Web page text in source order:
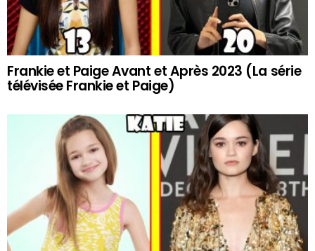
Frankie et Paige Avant et Après 2023 (La série
télévisée Frankie et Paige)